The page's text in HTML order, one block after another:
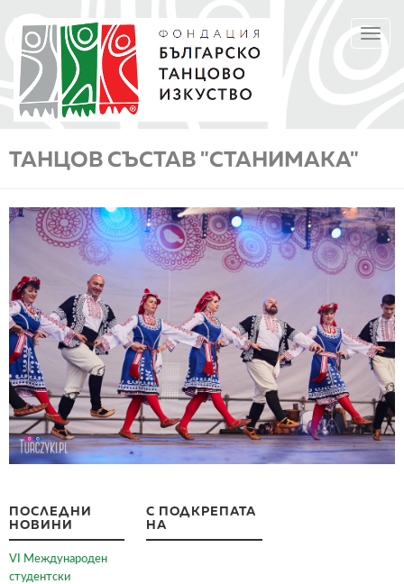
основното
съдържание
ТАНЦОВ СЪСТАВ "СТАНИМАКА"
ПОСЛЕДНИ
НОВИНИ
VI Международен
студентски
С ПОДКРЕПАТА
НА